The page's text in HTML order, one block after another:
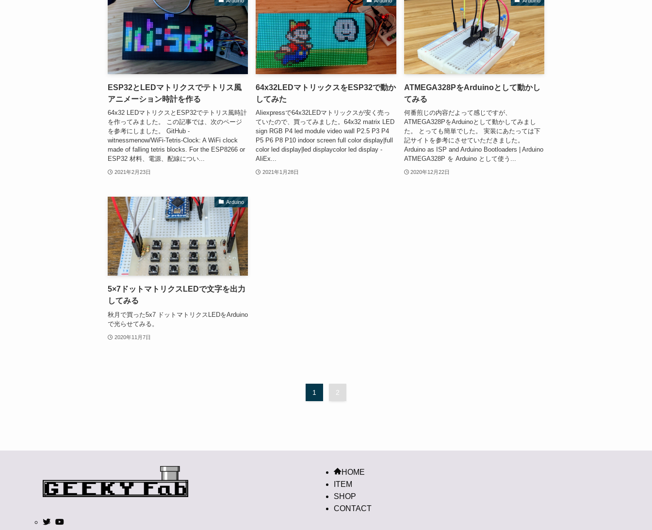
ESP32とLEDマトリクスでテトリス風
アニメーション時計を作る
64x32 LEDマトリクスとESP32でテトリス風時計
を作ってみました。 この記事では、次のページ
を参考にしました。 GitHub -
witnessmenow/WiFi-Tetris-Clock: A WiFi clock
made of falling tetris blocks. For the ESP8266 or
ESP32 材料、電源、配線につい...
2021年2月23日
64x32LEDマトリックスをESP32で動か
してみた
Aliexpressで64x32LEDマトリックスが安く売っ
ていたので、買ってみました。64x32 matrix LED
sign RGB P4 led module video wall P2.5 P3 P4
P5 P6 P8 P10 indoor screen full color display|full
color led display|led displaycolor led display -
AliEx...
2021年1月28日
ATMEGA328PをArduinoとして動かし
てみる
何番煎じの内容だよって感じですが、
ATMEGA328PをArduinoとして動かしてみまし
た。 とっても簡単でした。 実装にあたっては下
記サイトを参考にさせていただきました。
Arduino as ISP and Arduino Bootloaders | Arduino
ATMEGA328P を Arduino として使う...
2020年12月22日
Arduino
5×7ドットマトリクスLEDで文字を出力
してみる
秋月で買った5x7 ドットマトリクスLEDをArduino
で光らせてみる。
2020年11月7日
1 2
HOME
ITEM
SHOP
CONTACT